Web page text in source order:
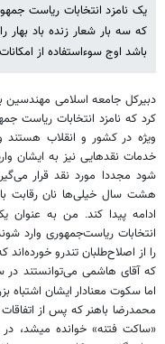
که سه بار شعار زنده باد بهار
باشد اوج سوءاستفاده از
دبیرکل جامعه اسلامی مهندسین
کرد که نامزد انتخابات ریاست
ویژه در کشور و انقلاب هستند
خدمات نقدهایی نیز به ایشان
شود مجددا مورد نقد قرار
هشت سال خیلی‌ها نان رقابت
ادامه پیدا کند من به عنوان
انتخابات ریاست‌جمهوری وارد
را از اصلاح‌طلبان تندرو
اما سکوت معنادار ایشان اشتباه
«ساکت فتنه» خوانده می​شد،